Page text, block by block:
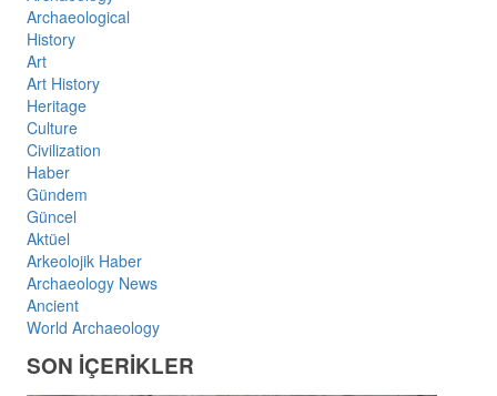
Archaeological
History
Art
Art History
Heritage
Culture
Civilization
Haber
Gündem
Güncel
Aktüel
Arkeolojik Haber
Archaeology News
Ancient
World Archaeology
SON İÇERİKLER